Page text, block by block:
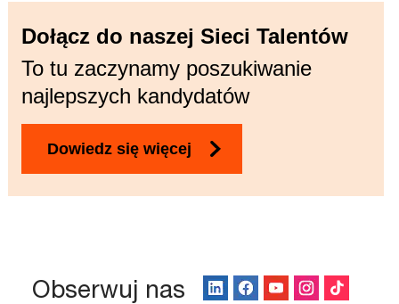
Dołącz do naszej Sieci Talentów
To tu zaczynamy poszukiwanie
najlepszych kandydatów
Dowiedz się więcej
Obserwuj nas